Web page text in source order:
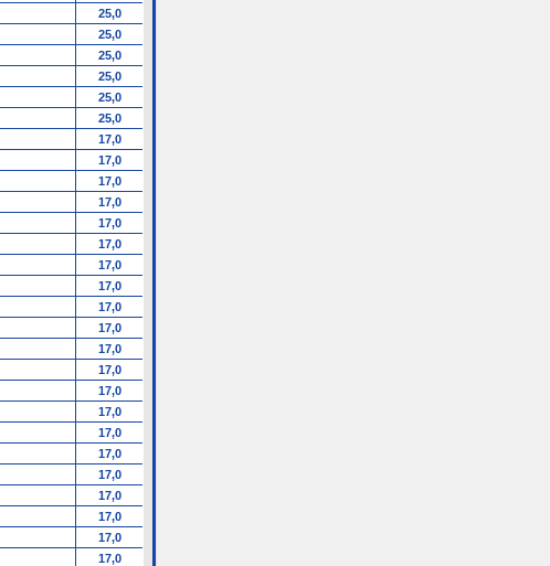
25,0
25,0
25,0
25,0
25,0
25,0
17,0
17,0
17,0
17,0
17,0
17,0
17,0
17,0
17,0
17,0
17,0
17,0
17,0
17,0
17,0
17,0
17,0
17,0
17,0
17,0
17,0